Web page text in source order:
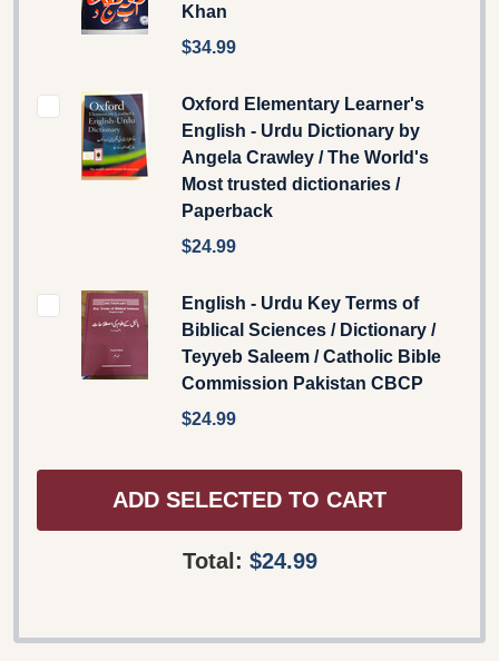
Khan
$34.99
Oxford Elementary Learner's
English - Urdu Dictionary by
Angela Crawley / The World's
Most trusted dictionaries /
Paperback
$24.99
English - Urdu Key Terms of
Biblical Sciences / Dictionary /
Teyyeb Saleem / Catholic Bible
Commission Pakistan CBCP
$24.99
ADD SELECTED TO CART
Total: $24.99